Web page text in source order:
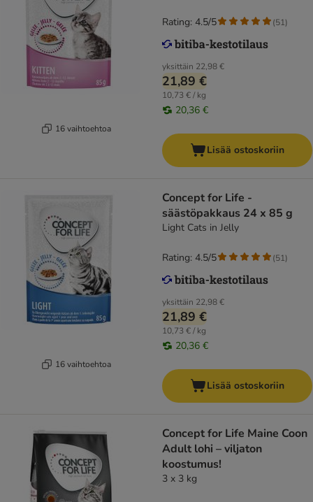
16 vaihtoehtoa
yksittäin 22,98 €
21,89 €
10,73 € / kg
20,36 €
Rating: 4.5/5 (51)
Lisää ostoskoriin
16 vaihtoehtoa
Concept for Life -
säästöpakkaus 24 x 85 g
Light Cats in Jelly
yksittäin 22,98 €
21,89 €
10,73 € / kg
20,36 €
Rating: 4.5/5 (51)
Lisää ostoskoriin
Concept for Life Maine Coon
Adult lohi – viljaton
koostumus!
3 x 3 kg